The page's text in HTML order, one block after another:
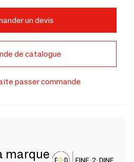
un devis
de catalogue
passer commande
marque